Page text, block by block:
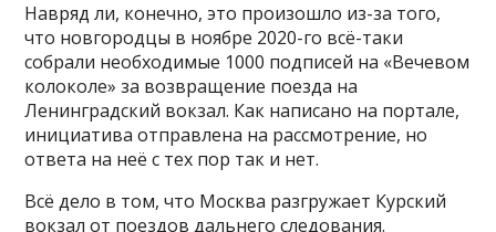
Навряд ли, конечно, это произошло из-за того,
что новгородцы в ноябре 2020-го всё-таки
собрали необходимые 1000 подписей на «Вечевом
колоколе» за возвращение поезда на
Ленинградский вокзал. Как написано на портале,
инициатива отправлена на рассмотрение, но
ответа на неё с тех пор так и нет.
Всё дело в том, что Москва разгружает Курский
вокзал от поездов дальнего следования.